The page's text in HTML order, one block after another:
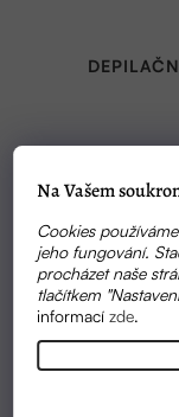
Na Vašem
Cookies
jeho fungování.
procházet naše
tlačítkem
informacízde.